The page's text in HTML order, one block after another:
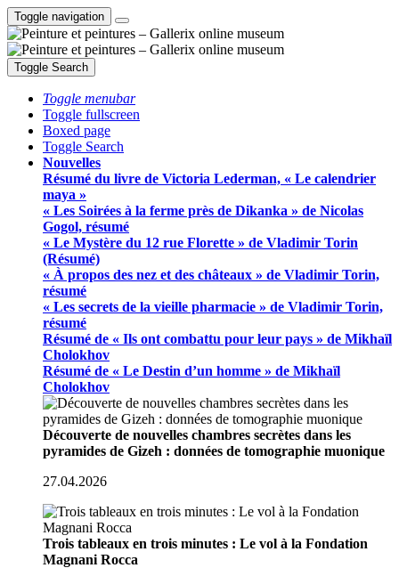
Toggle navigation
Toggle Search
Toggle menubar
Toggle fullscreen
Boxed page
Toggle Search
Nouvelles
Résumé du livre de Victoria Lederman, « Le calendrier
maya »
« Les Soirées à la ferme près de Dikanka » de Nicolas
Gogol, résumé
« Le Mystère du 12 rue Florette » de Vladimir Torin
(Résumé)
« À propos des nez et des châteaux » de Vladimir Torin,
résumé
« Les secrets de la vieille pharmacie » de Vladimir Torin,
résumé
Résumé de « Ils ont combattu pour leur pays » de Mikhaïl
Cholokhov
Résumé de « Le Destin d’un homme » de Mikhaïl
Cholokhov
Découverte de nouvelles chambres secrètes dans les
pyramides de Gizeh : données de tomographie muonique
27.04.2026
Trois tableaux en trois minutes : Le vol à la Fondation
Magnani Rocca